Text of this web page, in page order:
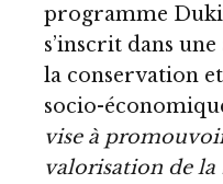
programme
s’inscrit dans
la conservation
socio-
vise à
valorisation de